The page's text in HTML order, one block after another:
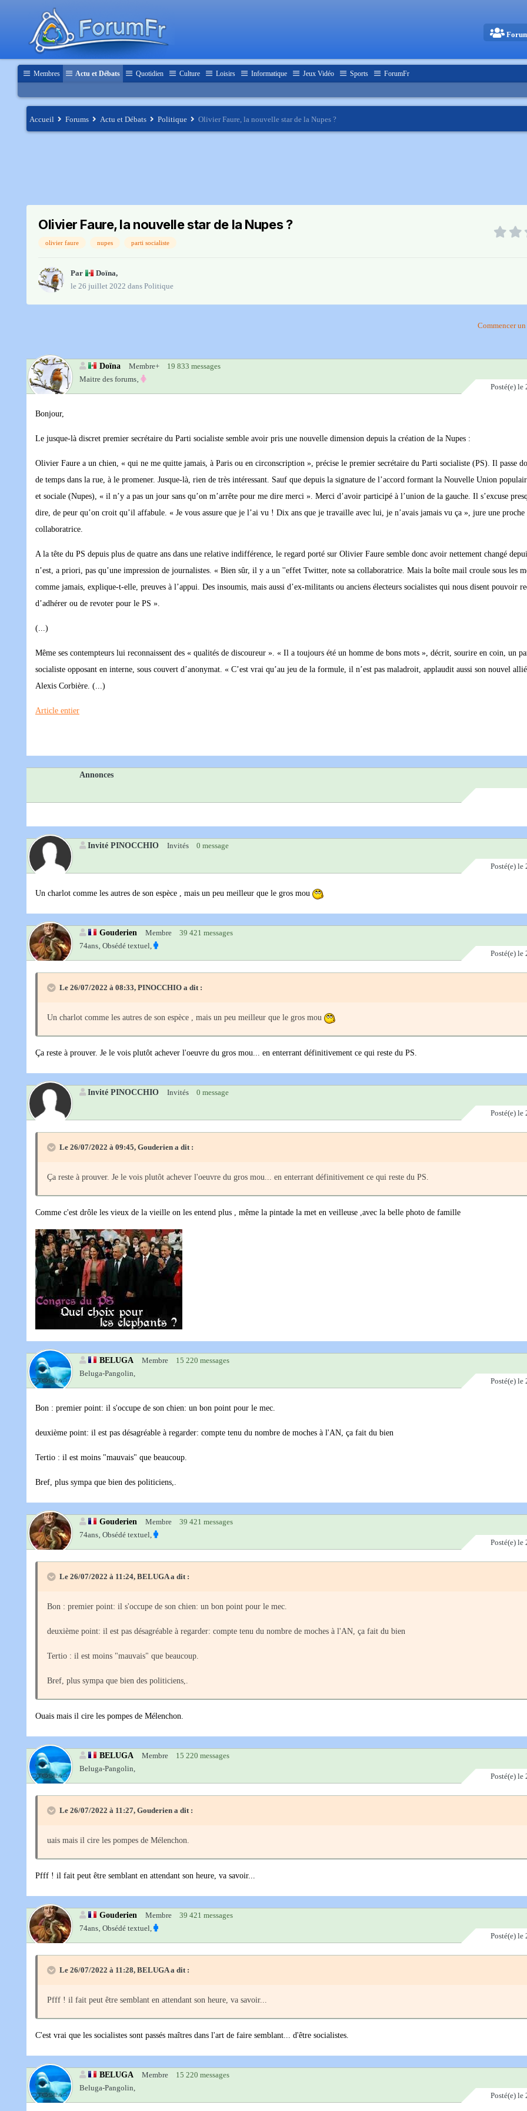
Membres Actu et Débats Quotidien Culture Loisirs Informatique Jeux Vidéo Sports ForumFr
Accueil Forums Actu et Débats Politique Olivier Faure, la nouvelle star de la Nupes ?
Olivier Faure, la nouvelle star de la Nupes ?
olivier faure nupes parti socialiste
Par Doïna,
le 26 juillet 2022 dans Politique
Commencer
Doïna Membre+
19 833 messages
Maitre des forums‚
Posté(e) le
Bonjour,
Le jusque-là discret premier secrétaire du Parti socialiste semble avoir pris une nouvelle dimension depuis la création de la Nupes :
Olivier Faure a un chien, « qui ne me quitte jamais, à Paris ou en circonscription », précise le premier secrétaire du Parti socialiste (PS). Il passe
de temps dans la rue, à le promener. Jusque-là, rien de très intéressant. Sauf que depuis la signature de l’accord formant la Nouvelle Union
et sociale (Nupes), « il n’y a pas un jour sans qu’on m’arrête pour me dire merci ». Merci d’avoir participé à l’union de la gauche. Il s’excuse
dire, de peur qu’on croit qu’il affabule. « Je vous assure que je l’ai vu ! Dix ans que je travaille avec lui, je n’avais jamais vu ça », jure une proche
collaboratrice.
A la tête du PS depuis plus de quatre ans dans une relative indifférence, le regard porté sur Olivier Faure semble donc avoir nettement changé
n’est, a priori, pas qu’une impression de journalistes. « Bien sûr, il y a un ''effet Twitter, note sa collaboratrice. Mais la boîte mail croule sous les
comme jamais, explique-t-elle, preuves à l’appui. Des insoumis, mais aussi d’ex-militants ou anciens électeurs socialistes qui nous disent pouvoir
d’adhérer ou de revoter pour le PS ».
(...)
Même ses contempteurs lui reconnaissent des « qualités de discoureur ». « Il a toujours été un homme de bons mots », décrit, sourire en coin, un
socialiste opposant en interne, sous couvert d’anonymat. « C’est vrai qu’au jeu de la formule, il n’est pas maladroit, applaudit aussi son nouvel
Alexis Corbière. (...)
Article entier
Annonces
Invité PINOCCHIO Invités 0 message
Posté(e) le
Un charlot comme les autres de son espèce , mais un peu meilleur que le gros mou
Gouderien Membre
39 421 messages
74ans‚ Obsédé textuel,
Posté(e) le
Le 26/07/2022 à 08:33, PINOCCHIO a dit :
Un charlot comme les autres de son espèce , mais un peu meilleur que le gros mou
Ça reste à prouver. Je le vois plutôt achever l'oeuvre du gros mou... en enterrant définitivement ce qui reste du PS.
Invité PINOCCHIO Invités 0 message
Posté(e) le
Le 26/07/2022 à 09:45, Gouderien a dit :
Ça reste à prouver. Je le vois plutôt achever l'oeuvre du gros mou... en enterrant définitivement ce qui reste du PS.
Comme c'est drôle les vieux de la vieille on les entend plus , même la pintade la met en veilleuse ,avec la belle photo de famille
BELUGA Membre
15 220 messages
Beluga-Pangolin,
Posté(e) le
Bon : premier point: il s'occupe de son chien: un bon point pour le mec.
deuxième point: il est pas désagréable à regarder: compte tenu du nombre de moches à l'AN, ça fait du bien
Tertio : il est moins "mauvais" que beaucoup.
Bref, plus sympa que bien des politiciens,.
Gouderien Membre
39 421 messages
74ans‚ Obsédé textuel,
Posté(e) le
Le 26/07/2022 à 11:24, BELUGAa dit :
Bon : premier point: il s'occupe de son chien: un bon point pour le mec.
deuxième point: il est pas désagréable à regarder: compte tenu du nombre de moches à l'AN, ça fait du bien
Tertio : il est moins "mauvais" que beaucoup.
Bref, plus sympa que bien des politiciens,.
Ouais mais il cire les pompes de Mélenchon.
BELUGA Membre
15 220 messages
Beluga-Pangolin,
Posté(e) le
Le 26/07/2022 à 11:27, Gouderien a dit :
uais mais il cire les pompes de Mélenchon.
Pfff ! il fait peut être semblant en attendant son heure, va savoir...
Gouderien Membre
39 421 messages
74ans‚ Obsédé textuel,
Posté(e) le
Le 26/07/2022 à 11:28, BELUGAa dit :
Pfff ! il fait peut être semblant en attendant son heure, va savoir...
C'est vrai que les socialistes sont passés maîtres dans l'art de faire semblant... d'être socialistes.
BELUGA Membre
15 220 messages
Beluga-Pangolin,
Posté(e) le